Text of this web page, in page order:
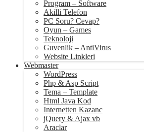
Program – Software
Akilli Telefon
PC Soru? Cevap?
Oyun – Games
Teknoloji
Guvenlik – AntiVirus
Website Linkleri
Webmaster
WordPress
Php & Asp Script
Tema – Template
Html Java Kod
Internetten Kazanc
jQuery & Ajax vb
Araclar